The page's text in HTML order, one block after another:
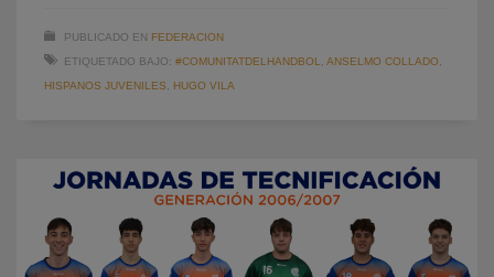
PUBLICADO EN FEDERACION
ETIQUETADO BAJO: #COMUNITATDELHANDBOL ANSELMO COLLADO
HISPANOS JUVENILES
HUGO VILA